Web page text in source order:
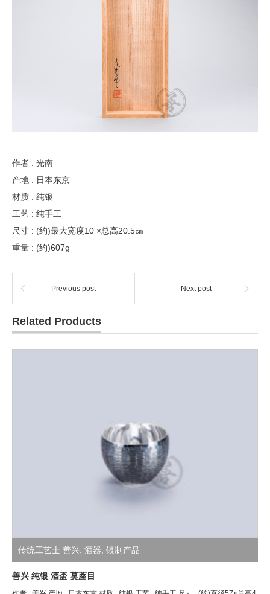
作者 : 光南
产地 : 日本东京
材质 : 纯银
工艺 : 纯手工
尺寸 : (约)最大宽度10 ×总高20.5㎝
重量 : (约)607g
Previous post Next post
Related Products
传统工艺士 善兴 酒器 银制产品
善兴 纯银 酒盃 茣蓙目